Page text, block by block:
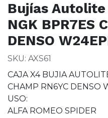
Bujías
NGK BPR7ES
DENSO
SKU: AXS61
CAJA X4 BUJIA
CHAMP RN6YC DENSO
USO:
ALFA ROMEO SPIDER